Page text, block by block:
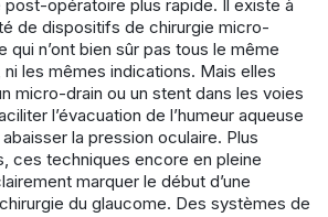
opératoire plus rapide. Il existe à
de dispositifs de chirurgie micro-
qui n’ont bien sûr pas tous le même
ni les mêmes indications. Mais elles
micro-drain ou un stent dans les voies
l’évacuation de l’humeur aqueuse
la pression oculaire. Plus
ces techniques encore en pleine
marquer le début d’une
du glaucome. Des systèmes de